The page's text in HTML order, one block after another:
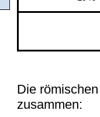
Die
zusammen: